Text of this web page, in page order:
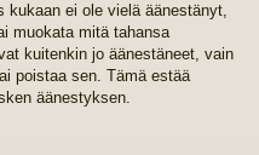
ei ole vielä äänestänyt,
muokata mitä tahansa
kuitenkin jo äänestäneet, vain
poistaa sen. Tämä estää
äänestyksen.